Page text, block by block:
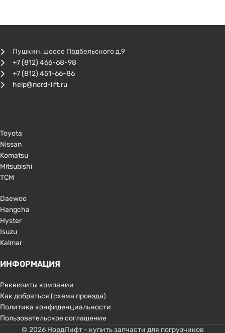
Пушкин, шоссе Подбельского д.9
+7 (812) 466-68-98
+7 (812) 451-66-86
help@nord-lift.ru
Toyota
Nissan
Komatsu
Mitsubishi
TCM
Daewoo
Hangcha
Hyster
Isuzu
Kalmar
ИНФОРМАЦИЯ
Реквизиты компании
Как добраться (схема проезда)
Политика конфиденциальности
Пользовательское соглашение
© 2026 НордЛифт - купить запчасти для погрузчиков